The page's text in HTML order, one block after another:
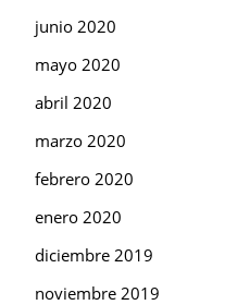
junio 2020
mayo 2020
abril 2020
marzo 2020
febrero 2020
enero 2020
diciembre 2019
noviembre 2019